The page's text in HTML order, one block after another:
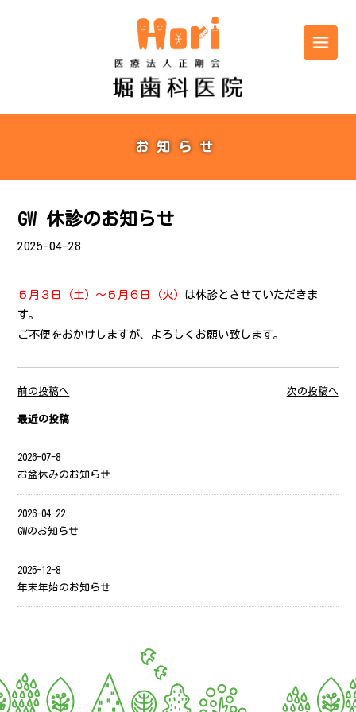
お知らせ
GW 休診のお知らせ
2025-04-28
５月３日（土）〜５月６日（火） は休診とさせていただきま
す。
ご不便をおかけしますが、よろしくお願い致します。
前の投稿へ 次の投稿へ
最近の投稿
2026-07-8
お盆休みのお知らせ
2026-04-22
GWのお知らせ
2025-12-8
年末年始のお知らせ